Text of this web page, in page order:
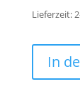
Lieferzeit:
In